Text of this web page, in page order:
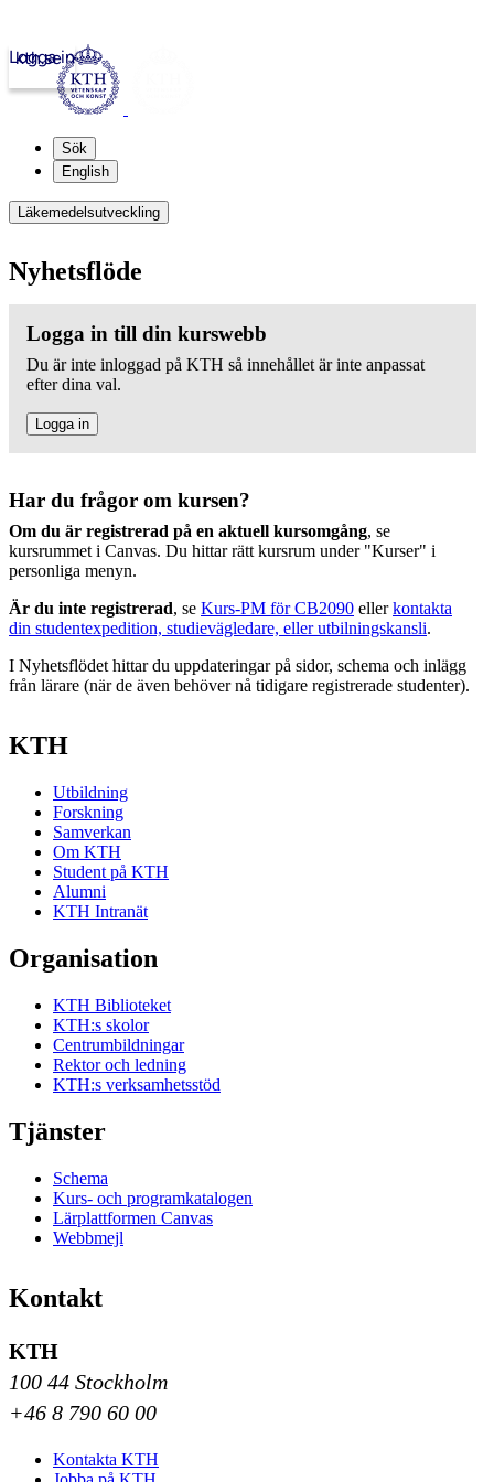
kth.se
Logga in
Sök
English
Läkemedelsutveckling
Nyhetsflöde
Logga in till din kurswebb
Du är inte inloggad på KTH så innehållet är inte anpassat
efter dina val.
Logga in
Har du frågor om kursen?
Om du är registrerad på en aktuell kursomgång, se
kursrummet i Canvas. Du hittar rätt kursrum under "Kurser" i
personliga menyn.
Är du inte registrerad, se Kurs-PM för CB2090 ellerkontakta
din studentexpedition, studievägledare, eller utbilningskansli.
I Nyhetsflödet hittar du uppdateringar på sidor, schema och inlägg
från lärare (när de även behöver nå tidigare registrerade studenter).
KTH
Utbildning
Forskning
Samverkan
Om KTH
Student på KTH
Alumni
KTH Intranät
Organisation
KTH Biblioteket
KTH:s skolor
Centrumbildningar
Rektor och ledning
KTH:s verksamhetsstöd
Tjänster
Schema
Kurs- och programkatalogen
Lärplattformen Canvas
Webbmejl
Kontakt
KTH
100 44 Stockholm
+46 8 790 60 00
Kontakta KTH